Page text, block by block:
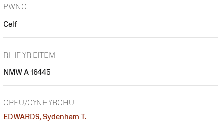
PWNC
Celf
RHIF YR EITEM
NMW A 16445
CREU/CYNHYRCHU
EDWARDS, Sydenham T.